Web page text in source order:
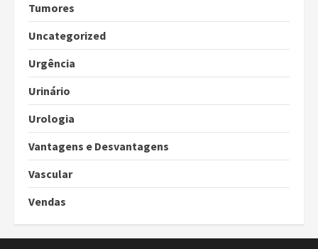
Tumores
Uncategorized
Urgência
Urinário
Urologia
Vantagens e Desvantagens
Vascular
Vendas